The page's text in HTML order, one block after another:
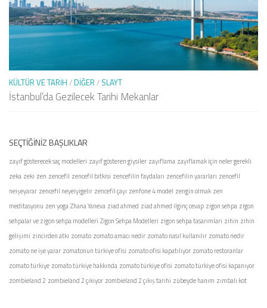
KÜLTÜR VE TARIH / DIĞER / SLAYT
İstanbul’da Gezilecek Tarihi Mekanlar
SEÇTIĞINIZ BAŞLIKLAR
zayıf gösterecek saç modelleri zayıf gösteren giysiler zayıflama zayıflamak için neler gerekli
zeka zeki zen zencefil zencefil bitkisi zencefilin faydaları zencefilin yararları zencefil
neişeyarar zencefil neyeiyigelir zencefil çayı zenfone 4 model zengin olmak zen
meditasyonu zen yogaZhana Yaneva ziad ahmed ziad ahmed ilginç cevap zigon sehpa zigon
sehpalar ve zigon sehpa modelleri Zigon Sehpa Modelleri zigon sehpa tasarımları zihin zihin
gelişimi zincirden atkı zomato zomato amacı nedir zomato nasıl kullanılır zomato nedir
zomato ne işe yarar zomatonun türkiye ofisi zomato ofisi kapatılıyor zomato restoranlar
zomato türkiye zomato türkiye hakkında zomato türkiye ofisi zomato türkiye ofisi kapanıyor
zombieland 2 zombieland 2 çıkıyor zombieland 2 çıkış tarihi zübeyde hanım zımbalı kot